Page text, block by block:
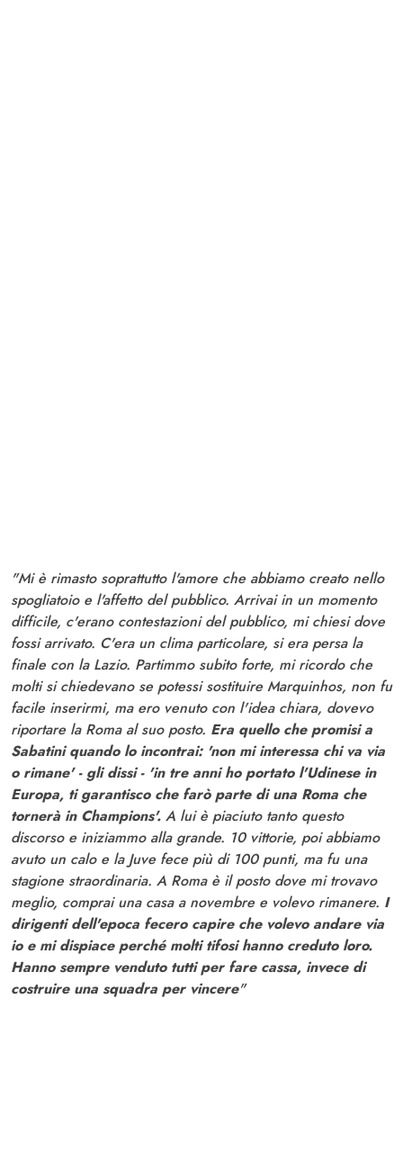
"Mi è rimasto soprattutto l'amore che abbiamo creato nello
spogliatoio e l'affetto del pubblico. Arrivai in un momento
difficile, c'erano contestazioni del pubblico, mi chiesi dove
fossi arrivato. C'era un clima particolare, si era persa la
finale con la Lazio. Partimmo subito forte, mi ricordo che
molti si chiedevano se potessi sostituire Marquinhos, non fu
facile inserirmi, ma ero venuto con l'idea chiara, dovevo
riportare la Roma al suo posto. Era quello che promisi a
Sabatini quando lo incontrai: 'non mi interessa chi va via
o rimane' - gli dissi - 'in tre anni ho portato l'Udinese in
Europa, ti garantisco che farò parte di una Roma che
tornerà in Champions'. A lui è piaciuto tanto questo
discorso e iniziammo alla grande. 10 vittorie, poi abbiamo
avuto un calo e la Juve fece più di 100 punti, ma fu una
stagione straordinaria. A Roma è il posto dove mi trovavo
meglio, comprai una casa a novembre e volevo rimanere. I
dirigenti dell'epoca fecero capire che volevo andare via
io e mi dispiace perché molti tifosi hanno creduto loro.
Hanno sempre venduto tutti per fare cassa, invece di
costruire una squadra per vincere"